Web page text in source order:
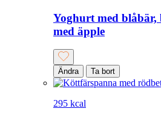
Yoghurt med blåbär,
med äpple
Ändra Ta bort
295 kcal